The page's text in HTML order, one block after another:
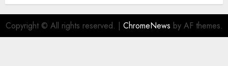
Copyright © All rights reserved. | ChromeNews by AF themes.